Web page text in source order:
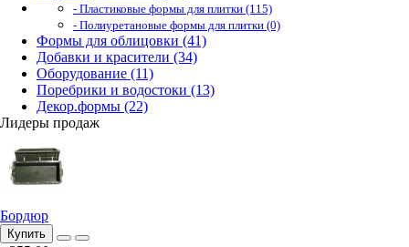
- Пластиковые формы для плитки (115)
- Полиуретановые формы для плитки (0)
Формы для облицовки (41)
Добавки и красители (34)
Оборудование (11)
Поребрики и водостоки (13)
Декор.формы (22)
Лидеры продаж
Бордюр
Купить